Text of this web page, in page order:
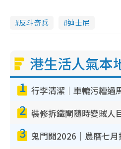
反斗奇兵 迪士尼
港生活人氣本
1
2
3